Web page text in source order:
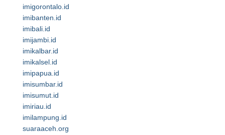
imigorontalo.id
imibanten.id
imibali.id
imijambi.id
imikalbar.id
imikalsel.id
imipapua.id
imisumbar.id
imisumut.id
imiriau.id
imilampung.id
suaraaceh.org